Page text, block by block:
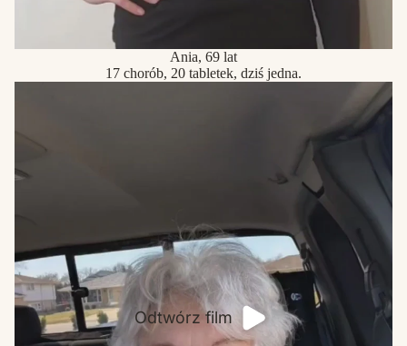
Ania, 69 lat
17 chorób, 20 tabletek, dziś jedna.
Odtwórz film